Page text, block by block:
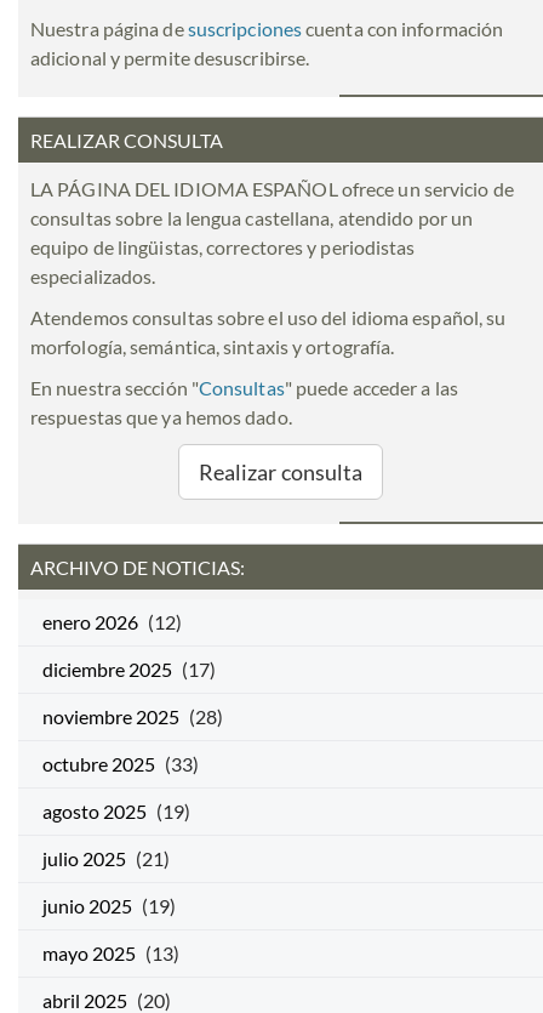
Nuestra página desuscripcionescuenta con información
adicional y permite desuscribirse.
REALIZAR CONSULTA
LA PÁGINA DEL IDIOMA ESPAÑOL ofrece un servicio de
consultas sobre la lengua castellana, atendido por un
equipo de lingüistas, correctores y periodistas
especializados.
Atendemos consultas sobre el uso del idioma español, su
morfología, semántica, sintaxis y ortografía.
En nuestra sección "Consultas" puede acceder a las
respuestas que ya hemos dado.
Realizar consulta
ARCHIVO DE NOTICIAS:
enero 2026 (12)
diciembre 2025 (17)
noviembre 2025 (28)
octubre 2025 (33)
agosto 2025 (19)
julio 2025 (21)
junio 2025 (19)
mayo 2025 (13)
abril 2025 (20)